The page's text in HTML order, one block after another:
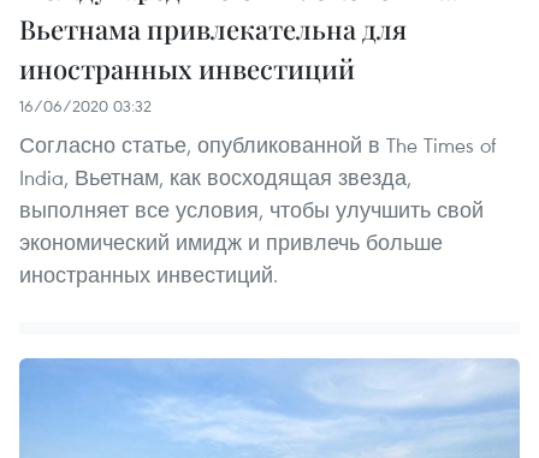
Вьетнама привлекательна для
иностранных инвестиций
16/06/2020 03:32
Согласно статье, опубликованной в The Times of
India, Вьетнам, как восходящая звезда,
выполняет все условия, чтобы улучшить свой
экономический имидж и привлечь больше
иностранных инвестиций.